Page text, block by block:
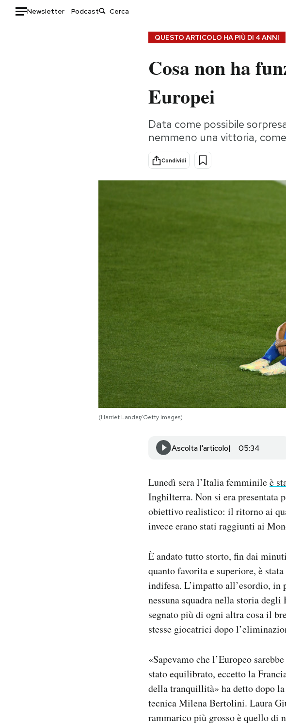
Newsletter Podcast
Storie/Idee
Ok Boomer!
Altrecose
AREA PERSONALE
QUESTO ARTICOLO HA PIÙ DI 4 ANNI
Cosa non ha
Europei
Data come possibile
nemmeno una vittoria,
Condividi
(Harriet Lander/Getty Images)
Ascolta l'articolo 05:34
Lunedì sera l’Italia femminileè
Inghilterra. Non si era presentata
obiettivo realistico: il ritorno ai
invece erano stati raggiunti ai
È andato tutto storto, fin dai
quanto favorita e superiore, è
indifesa. L’impatto all’esordio, in
nessuna squadra nella storia
segnato più di ogni altra cosa il
stesse giocatrici dopo
«Sapevamo che l’Europeo
stato equilibrato, eccetto la
della tranquillità» ha detto dopo
tecnica Milena Bertolini. Laura
rammarico più grosso è quello di